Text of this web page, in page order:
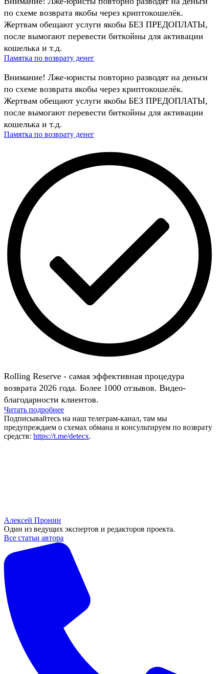
по схеме возврата якобы через криптокошелёк.
Жертвам обещают услуги якобы БЕЗ ПРЕДОПЛАТЫ,
после вымогают перевести биткойны для активации
кошелька и т.д.
Памятка по возврату денег
Внимание! Лже-юристы повторно разводят на деньги
по схеме возврата якобы через криптокошелёк.
Жертвам обещают услуги якобы БЕЗ ПРЕДОПЛАТЫ,
после вымогают перевести биткойны для активации
кошелька и т.д.
Памятка по возврату денег
Rolling Reserve - самая эффективная процедура
возврата 2026 года. Более 1000 отзывов. Видео-
благодарности клиентов.
Читать подробнее
Подписывайтесь на наш телеграм-канал, там мы
предупреждаем о схемах обмана и консультируем по возврату
средств: https://t.me/detecx.
Алексей Пронин
Один из ведущих экспертов и редакторов проекта.
Все статьи автора